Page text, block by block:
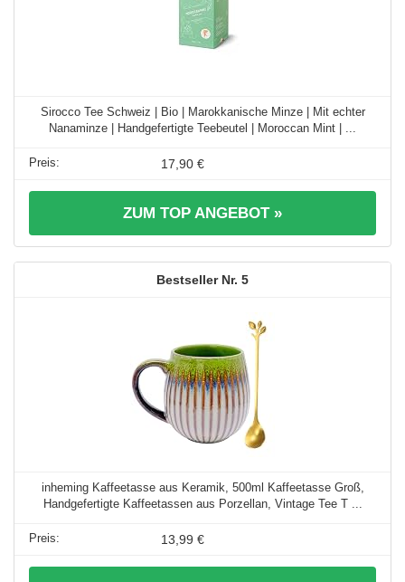
Sirocco Tee Schweiz | Bio | Marokkanische Minze | Mit echter
Nanaminze | Handgefertigte Teebeutel | Moroccan Mint | ...
17,90 €
ZUM TOP ANGEBOT »
5
inheming Kaffeetasse aus Keramik, 500ml Kaffeetasse Groß,
Handgefertigte Kaffeetassen aus Porzellan, Vintage Tee T ...
13,99 €